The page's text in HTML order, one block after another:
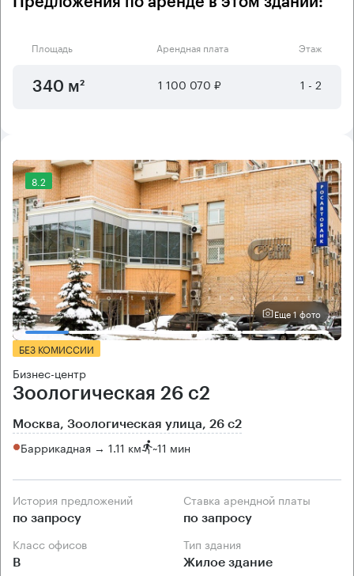
Площадь Арендная плата Этаж
340 м² 1 100 070 ₽ 1 - 2
8.2
Еще 1 фото
БЕЗ КОМИССИИ
Бизнес-центр
Зоологическая 26 с2
Москва, Зоологическая улица, 26 с2
Баррикадная → 1.11 км ~11 мин
История предложений
по запросу
Ставка арендной платы
по запросу
Класс офисов
B
Тип здания
Жилое здание